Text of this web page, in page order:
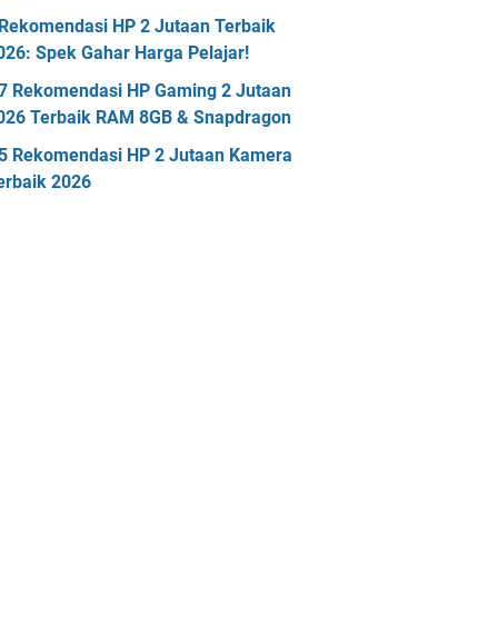
HP 2 Jutaan Terbaik
Spek Gahar Harga Pelajar!
Rekomendasi HP Gaming 2 Jutaan
Terbaik RAM 8GB & Snapdragon
Rekomendasi HP 2 Jutaan Kamera
2026